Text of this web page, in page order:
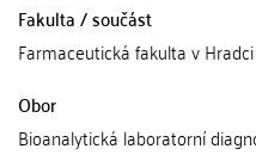
Fakulta / součást
Farmaceutická fakulta v
Obor
Bioanalytická laboratorní